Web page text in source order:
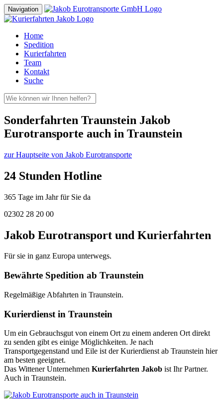
Navigation
Home
Spedition
Kurierfahrten
Team
Kontakt
Suche
Sonderfahrten Traunstein Jakob
Eurotransporte auch in Traunstein
zur Hauptseite von Jakob Eurotransporte
24 Stunden Hotline
365 Tage im Jahr für Sie da
02302 28 20 00
Jakob Eurotransport und Kurierfahrten
Für sie in ganz Europa unterwegs.
Bewährte Spedition ab Traunstein
Regelmäßige Abfahrten in Traunstein.
Kurierdienst in Traunstein
Um ein Gebrauchsgut von einem Ort zu einem anderen Ort direkt
zu senden gibt es einige Möglichkeiten. Je nach
Transportgegenstand und Eile ist der Kurierdienst ab Traunstein hier
am besten geeignet.
Das Wittener Unternehmen Kurierfahrten Jakob ist Ihr Partner.
Auch in Traunstein.